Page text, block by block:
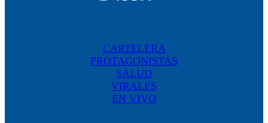
CARTELERA
PROTAGONISTAS
SALUD
VIRALES
EN VIVO